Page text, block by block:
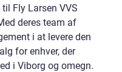
Fly Larsen VVS
deres team af
i at levere den
for enhver, der
i Viborg og omegn.